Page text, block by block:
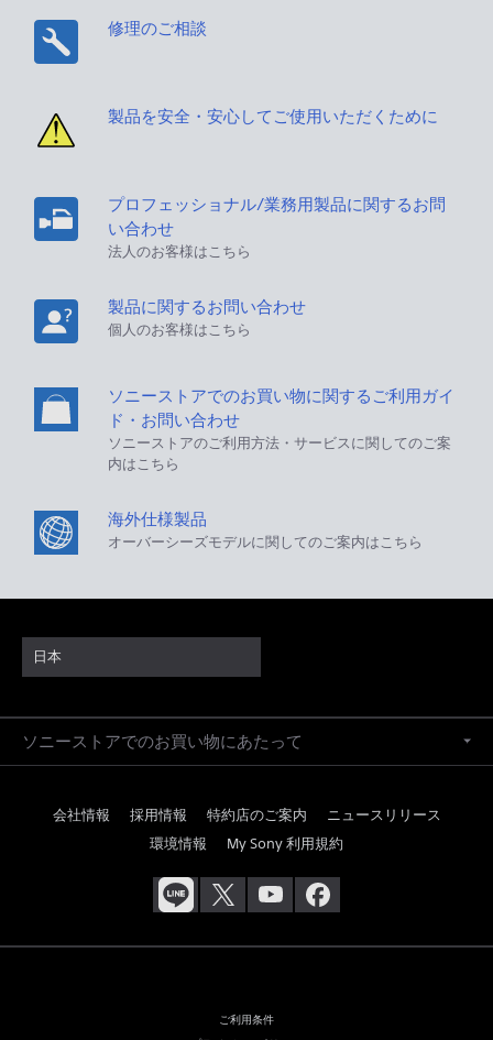
修理のご相談
製品を安全・安心してご使用いただくために
プロフェッショナル/業務用製品に関するお問
い合わせ
法人のお客様はこちら
製品に関するお問い合わせ
個人のお客様はこちら
ソニーストアでのお買い物に関するご利用ガイ
ド・お問い合わせ
ソニーストアのご利用方法・サービスに関してのご案
内はこちら
海外仕様製品
オーバーシーズモデルに関してのご案内はこちら
日本
ソニーストアでのお買い物にあたって
会社情報 採用情報 特約店のご案内
ニュースリリース
環境情報
My Sony 利用規約
ご利用条件